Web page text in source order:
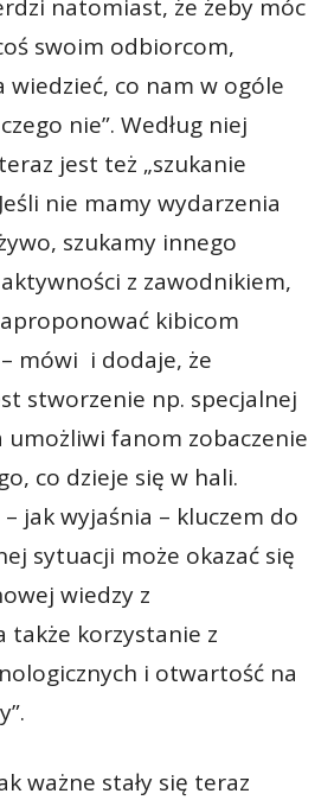
natomiast, że żeby móc
swoim odbiorcom,
wiedzieć, co nam w ogóle
nie”. Według niej
jest też „szukanie
nie mamy wydarzenia
szukamy innego
z zawodnikiem,
kibicom
mówi i dodaje, że
stworzenie np. specjalnej
fanom zobaczenie
co dzieje się w hali.
jak wyjaśnia – kluczem do
sytuacji może okazać się
wiedzy z
także korzystanie z
i otwartość na
ważne stały się teraz